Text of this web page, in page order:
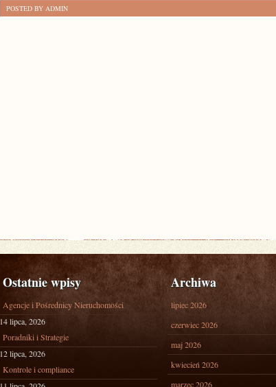
POSTED BY ADMIN
Ostatnie wpisy
Agencje i Pośrednicy Nieruchomości
14 lipca, 2026
Poradniki i Strategie
12 lipca, 2026
Kontrole i compliance
Archiwa
lipiec 2026
czerwiec 2026
maj 2026
kwiecień 2026
marzec 2026